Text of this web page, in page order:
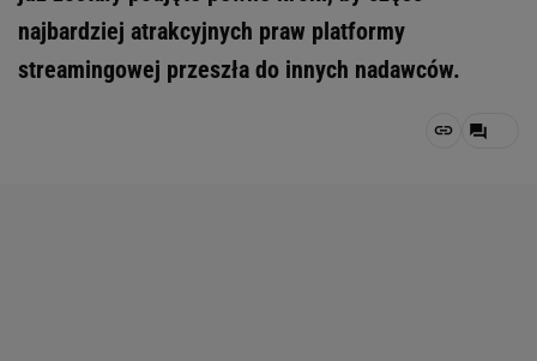
najbardziej atrakcyjnych praw platformy
streamingowej przeszła do innych nadawców.